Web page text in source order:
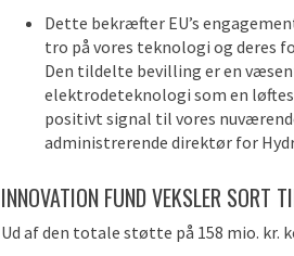
Dette bekræfter EU’s
tro på vores teknologi og
Den tildelte bevilling er en
elektrodeteknologi som en
positivt signal til vores
administrerende direktør for
INNOVATION FUND VEKSLER SORT
Ud af den totale støtte på 158 mio. kr.